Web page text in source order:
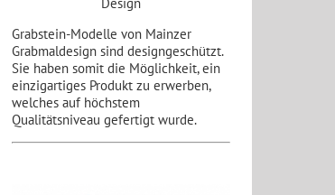
Grabstein-Modelle von Mainzer
Grabmaldesign sind designgeschützt.
Sie haben somit die Möglichkeit, ein
einzigartiges Produkt zu erwerben,
welches auf höchstem
Qualitätsniveau gefertigt wurde.